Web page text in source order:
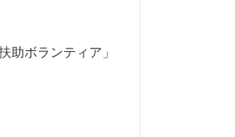
助ボランティア」